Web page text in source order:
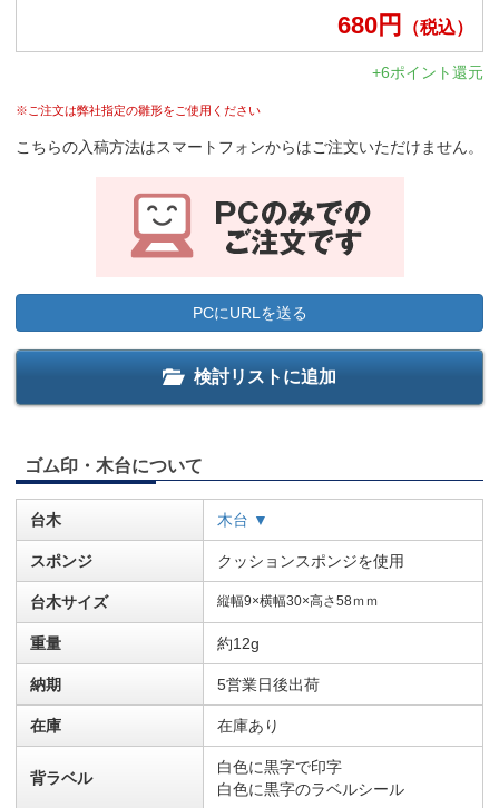
680円 （税込）
+6ポイント還元
※ご注文は弊社指定の雛形をご使用ください
こちらの入稿方法はスマートフォンからはご注文いただけません。
PCにURLを送る
検討リストに追加
ゴム印・木台について
台木 木台 ▼
スポンジ クッションスポンジを使用
台木サイズ 縦幅9×横幅30×高さ58ｍｍ
重量 約12g
納期 5営業日後出荷
在庫 在庫あり
背ラベル
白色に黒字で印字
白色に黒字のラベルシール